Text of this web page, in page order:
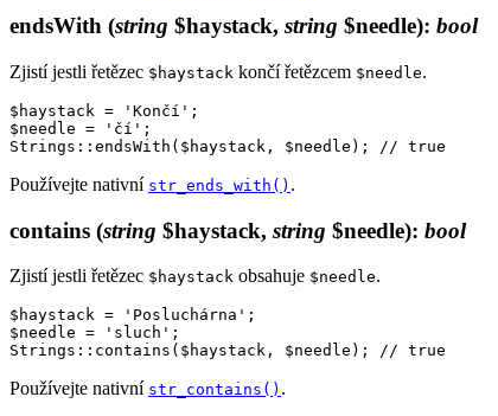
endsWith (string $haystack, string $needle): bool
Zjistí jestli řetězec $haystack končí řetězcem $needle.
$haystack = 'Končí';
$needle = 'čí';
Používejte nativní str_ends_with() .
contains (string $haystack, string $needle): bool
Zjistí jestli řetězec $haystack obsahuje $needle.
$haystack = 'Posluchárna';
$needle = 'sluch';
Používejte nativní str_contains() .